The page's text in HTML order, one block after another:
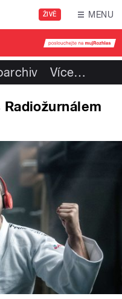
ŽIVĚ MENU
Více…